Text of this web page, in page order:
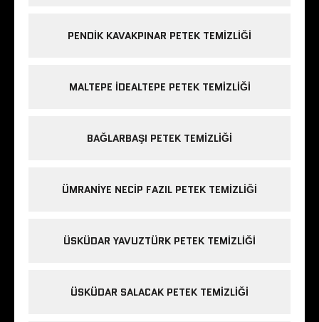
PENDIK KAVAKPINAR PETEK TEMIZLIĞI
MALTEPE IDEALTEPE PETEK TEMIZLIĞI
BAĞLARBAŞI PETEK TEMIZLIĞI
ÜMRANIYE NECIP FAZIL PETEK TEMIZLIĞI
ÜSKÜDAR YAVUZTÜRK PETEK TEMIZLIĞI
ÜSKÜDAR SALACAK PETEK TEMIZLIĞI